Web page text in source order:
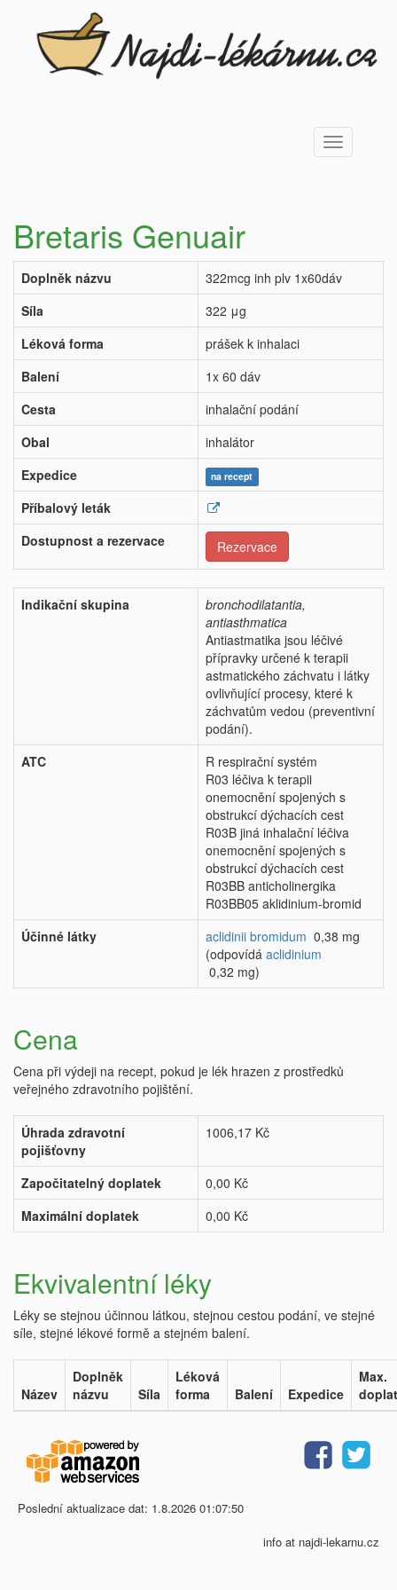
Toggle
navigation
Bretaris Genuair
Doplněk názvu
322mcg inh plv 1x60dáv
Síla
322 μg
Léková forma
prášek k inhalaci
Balení
1x 60 dáv
Cesta
inhalační podání
Obal
inhalátor
Expedice
na recept
Příbalový leták
Dostupnost a rezervace
Rezervace
Indikační skupina
bronchodilatantia,
antiasthmatica
Antiastmatika jsou léčivé
přípravky určené k terapii
astmatického záchvatu i látky
ovlivňující procesy, které k
záchvatům vedou (preventivní
podání).
ATC
R respirační systém
R03 léčiva k terapii
onemocnění spojených s
obstrukcí dýchacích cest
R03B jiná inhalační léčiva
onemocnění spojených s
obstrukcí dýchacích cest
R03BB anticholinergika
R03BB05 aklidinium-bromid
Účinné látky
aclidinii bromidum 0,38 mg
(odpovídá aclidinium
0,32 mg)
Cena
Cena při výdeji na recept, pokud je lék hrazen z prostředků
veřejného zdravotního pojištění.
Úhrada zdravotní
pojišťovny
1006,17 Kč
Započitatelný doplatek
0,00 Kč
Maximální doplatek
0,00 Kč
Ekvivalentní léky
Léky se stejnou účinnou látkou, stejnou cestou podání, ve stejné
síle, stejné lékové formě a stejném balení.
Název
Doplněk
názvu
Síla
Léková
forma
Balení Expedice
Max.
Poslední aktualizace dat: 1.8.2026 01:07:50
info at najdi-lekarnu.cz